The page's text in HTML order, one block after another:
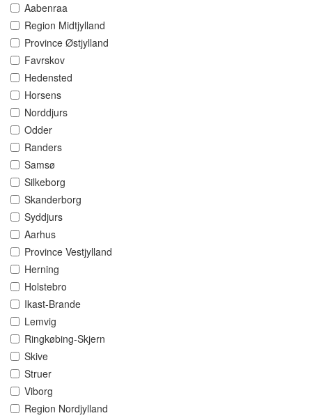
Aabenraa
Region Midtjylland
Province Østjylland
Favrskov
Hedensted
Horsens
Norddjurs
Odder
Randers
Samsø
Silkeborg
Skanderborg
Syddjurs
Aarhus
Province Vestjylland
Herning
Holstebro
Ikast-Brande
Lemvig
Ringkøbing-Skjern
Skive
Struer
Viborg
Region Nordjylland